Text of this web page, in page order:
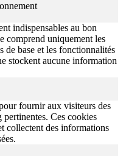
indispensables au bon
comprend uniquement les
de base et les fonctionnalités
stockent aucune information
fournir aux visiteurs des
pertinentes. Ces cookies
collectent des informations